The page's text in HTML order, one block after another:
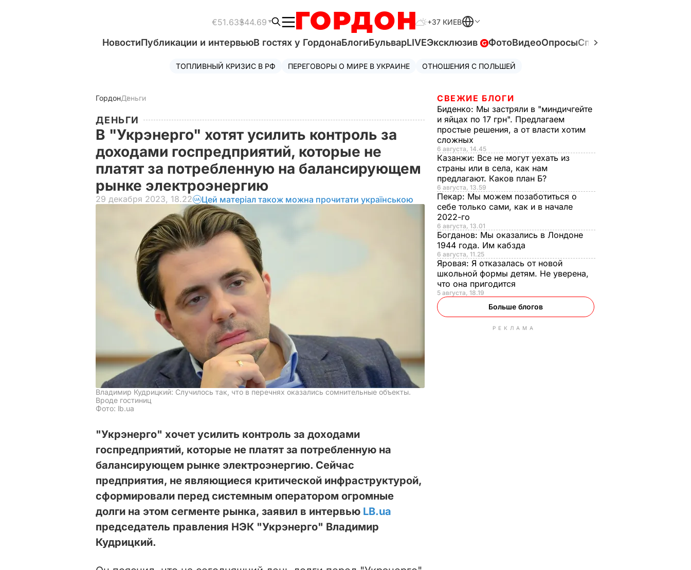
€51.63$44.69 +37 КИЕВ
НовостиПубликации и интервьюВ гостях у ГордонаБлогиБульварLIVEЭксклюзив ФотоВидеоОпросыСпецпроекты
ТОПЛИВНЫЙ КРИЗИС В РФ ПЕРЕГОВОРЫ О МИРЕ В УКРАИНЕ ОТНОШЕНИЯ С ПОЛЬШЕЙ
ГордонДеньги
ДЕНЬГИ
В "Укрэнерго" хотят усилить контроль за
доходами госпредприятий, которые не
платят за потребленную на балансирующем
рынке электроэнергию
29 декабря 2023, 18.22 Цей матеріал також можна прочитати українською
Владимир Кудрицкий: Случилось так, что в перечнях оказались сомнительные объекты.
Вроде гостиниц
Фото: lb.ua
"Укрэнерго" хочет усилить контроль за доходами
госпредприятий, которые не платят за потребленную на
балансирующем рынке электроэнергию. Сейчас
предприятия, не являющиеся критической инфраструктурой,
сформировали перед системным оператором огромные
долги на этом сегменте рынка, заявил в интервью LB.ua
председатель правления НЭК "Укрэнерго" Владимир
Кудрицкий.
СВЕЖИЕ БЛОГИ
Биденко: Мы застряли в "миндичгейте
и яйцах по 17 грн". Предлагаем
простые решения, а от власти хотим
сложных
6 августа, 14.45
Казанжи: Все не могут уехать из
страны или в села, как нам
предлагают. Каков план Б?
6 августа, 13.59
Пекар: Мы можем позаботиться о
себе только сами, как и в начале
2022-го
6 августа, 13.01
Богданов: Мы оказались в Лондоне
1944 года. Им кабзда
6 августа, 11.25
Яровая: Я отказалась от новой
школьной формы детям. Не уверена,
что она пригодится
5 августа, 18.19
Больше блогов
РЕКЛАМА